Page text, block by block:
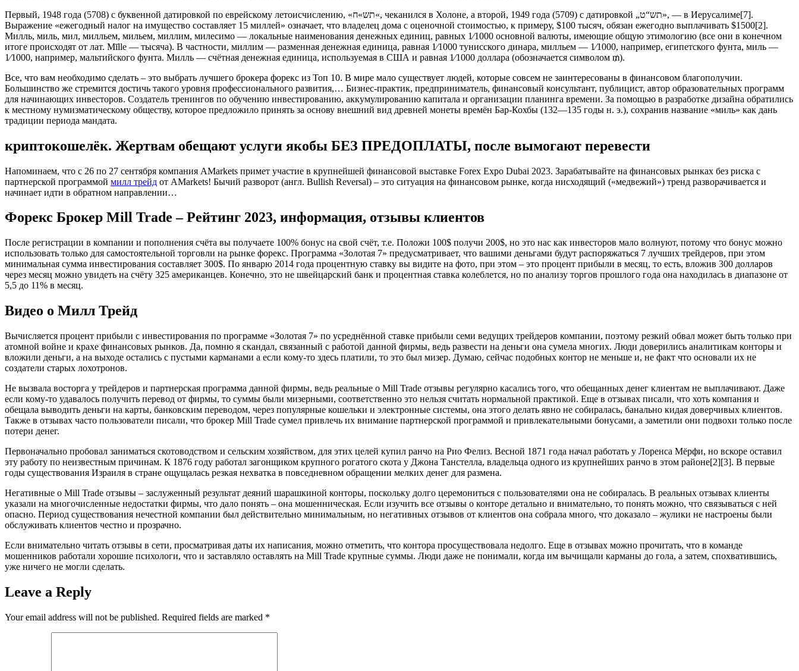
Первый, 1948 года (5708) с буквенной датировкой по еврейскому летоисчислению, «תש»ח«, чеканился в Холоне, а второй, 1949 года (5709) с датировкой „תש“ט», — в Иерусалиме[7].
Выражение «ежегодный налог на имущество составляет 15 миллей» означает, что владелец дома с оценочной стоимостью, к примеру, $100 тысяч, обязан ежегодно выплачивать $1500[2].
Милль, миль, мил, милльем, мильем, миллим, милесимо — локальные наименования денежных единиц, равных 1⁄1000 основной валюты, имеющие общую этимологию (все они в конечном
итоге происходят от лат. Mīlle — тысяча). В частности, миллим — разменная денежная единица, равная 1⁄1000 тунисского динара, милльем — 1⁄1000, например, египетского фунта, миль —
1⁄1000, например, мальтийского фунта. Милль — счётная денежная единица, используемая в США и равная 1⁄1000 доллара (обозначается символом ₥).
Все, что вам необходимо сделать – это выбрать лучшего брокера форекс из Топ 10. В мире мало существует людей, которые совсем не заинтересованы в финансовом благополучии.
Большинство же стремится достичь такого уровня профессионального развития,… Бизнес-практик, предприниматель, финансовый консультант, публицист, автор образовательных программ
для начинающих инвесторов. Создатель тренингов по обучению инвестированию, аккумулированию капитала и организации планинга времени. За помощью в разработке дизайна обратились
к местному нумизматическому обществу, которое предложило принять за основу внешний вид древней монеты времён Бар-Кохбы (132—135 годы н. э.), сохранив название «миль» как дань
традиции периода мандата.
криптокошелёк. Жертвам обещают услуги якобы БЕЗ ПРЕДОПЛАТЫ, после вымогают перевести
Напоминаем, что с 26 по 27 сентября компания AMarkets примет участие в крупнейшей финансовой выставке Forex Expo Dubai 2023. Зарабатывайте на финансовых рынках без риска с
партнерской программой милл трейд от AMarkets! Бычий разворот (англ. Bullish Reversal) – это ситуация на финансовом рынке, когда нисходящий («медвежий») тренд разворачивается и
начинает идти в обратном направлении…
Форекс Брокер Mill Trade – Рейтинг 2023, информация, отзывы клиентов
После регистрации в компании и пополнения счёта вы получаете 100% бонус на свой счёт, т.е. Положи 100$ получи 200$, но это нас как инвесторов мало волнуют, потому что бонус можно
использовать только для самостоятельной торговли на рынке форекс. Программа «Золотая 7» предусматривает, что вашими деньгами будут распоряжаться 7 лучших трейдеров, при этом
минимальная сумма инвестирования составляет 300$. По январю 2014 года процентную ставку вы видите на фото, при этом – это процент прибыли в месяц, то есть, вложив 300 долларов
через месяц можно увидеть на счёту 325 американцев. Конечно, это не швейцарский банк и процентная ставка колеблется, но по анализу торгов прошлого года она находилась в диапазоне от
5,5 до 11% в месяц.
Видео о Милл Трейд
Вычисляется процент прибыли с инвестирования по программе «Золотая 7» по усреднённой ставке прибыли семи ведущих трейдеров компании, поэтому резкий обвал может быть только при
атомной войне и крахе финансовых рынков. Да, помню я скандал, связанный с работой данной фирмы, ведь развести на деньги она сумела многих. Люди доверились аналитикам конторы и
вложили деньги, а на выходе остались с пустыми карманами а если кому-то здесь платили, то это был мизер. Думаю, сейчас подобных контор не меньше и, не факт что основали их не
создатели старых лохотронов.
Не вызвала восторга у трейдеров и партнерская программа данной фирмы, ведь реальные о Mill Trade отзывы регулярно касались того, что обещанных денег клиентам не выплачивают. Даже
если кому-то удавалось получить перевод от фирмы, то суммы были мизерными, соответственно это нельзя считать нормальной практикой. Еще в отзывах писали, что хоть компания и
обещала выводить деньги на карты, банковским переводом, через популярные кошельки и электронные системы, она этого делать явно не собиралась, банально кидая доверчивых клиентов.
Также в отзывах часто пользователи писали, что брокер Mill Trade сумел привлечь их внимание партнерской программой и привлекательными бонусами, а заметили они подвохи только после
потери денег.
Первоначально пробовал заниматься скотоводством и сельским хозяйством, для этих целей купил ранчо на Рио Фелиз. Весной 1871 года начал работать у Лоренса Мёрфи, но вскоре оставил
эту работу по неизвестным причинам. К 1876 году работал загонщиком крупного рогатого скота у Джона Танстелла, владельца одного из крупнейших ранчо в этом районе[2][3]. В первые
годы существования Израиля в стране ощущалась резкая нехватка в повседневном обращении мелких денег для размена.
Негативные о Mill Trade отзывы – заслуженный результат деяний шарашкиной конторы, поскольку долго церемониться с пользователями она не собиралась. В реальных отзывах клиенты
указали на многочисленные недостатки фирмы, что дало понять – она мошенническая. Если изучить все отзывы о конторе детально и внимательно, то понять можно, что связываться с ней
опасно. Период существования нечестной компании был действительно минимальным, но негативных отзывов от клиентов она собрала много, что доказало – жулики не настроены были
обслуживать клиентов честно и прозрачно.
Если внимательно читать отзывы в сети, просматривая даты их написания, можно отметить, что контора просуществовала недолго. Еще в отзывах можно прочитать, что в команде
мошенников работали хорошие психологи, что и заставляло оставлять на Mill Trade крупные суммы. Люди даже не понимали, когда им вычищали карманы до гола, а затем, спохватившись,
уже ничего не могли сделать.
Leave a Reply
Your email address will not be published. Required fields are marked *